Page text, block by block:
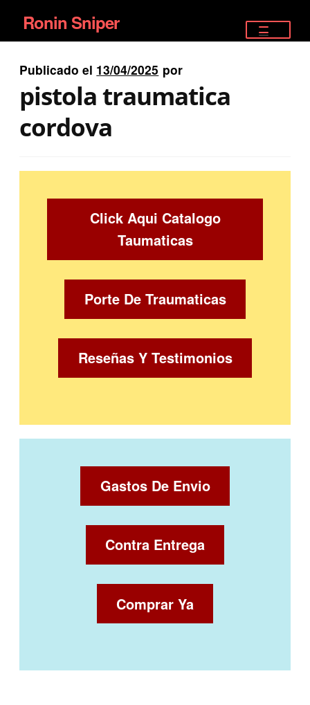
Ir
a
la
navegación
Ir
al
contenido
Ronin Sniper
EQUIPAMIENTO ÉLITE
PISTOLAS
Publicado el 13/04/2025 por
pistola traumatica
cordova
Click Aqui Catalogo
Taumaticas
Porte De Traumaticas
Reseñas Y Testimonios
Gastos De Envio
Contra Entrega
Comprar Ya